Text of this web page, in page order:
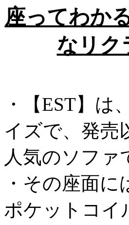
座ってわか
なリク
・【EST】
イズで、発売
人気のソファ
・その座面
ポケットコイ